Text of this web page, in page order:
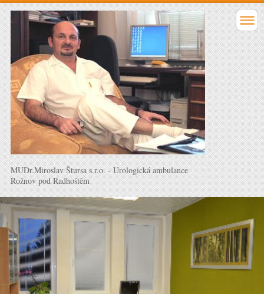
MUDr.Miroslav Štursa s.r.o. - Urologická ambulance
Rožnov pod Radhoštěm